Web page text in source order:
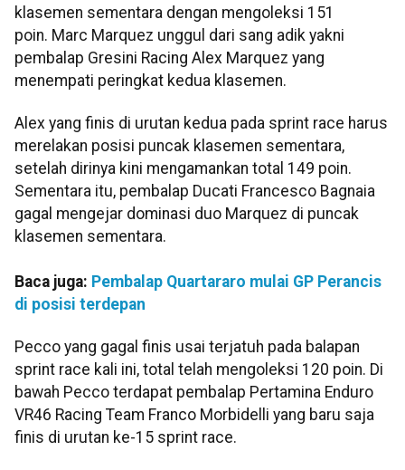
klasemen sementara dengan mengoleksi 151
poin. Marc Marquez unggul dari sang adik yakni
pembalap Gresini Racing Alex Marquez yang
menempati peringkat kedua klasemen.
Alex yang finis di urutan kedua pada sprint race harus
merelakan posisi puncak klasemen sementara,
setelah dirinya kini mengamankan total 149 poin.
Sementara itu, pembalap Ducati Francesco Bagnaia
gagal mengejar dominasi duo Marquez di puncak
klasemen sementara.
Baca juga: Pembalap Quartararo mulai GP Perancis
di posisi terdepan
Pecco yang gagal finis usai terjatuh pada balapan
sprint race kali ini, total telah mengoleksi 120 poin. Di
bawah Pecco terdapat pembalap Pertamina Enduro
VR46 Racing Team Franco Morbidelli yang baru saja
finis di urutan ke-15 sprint race.